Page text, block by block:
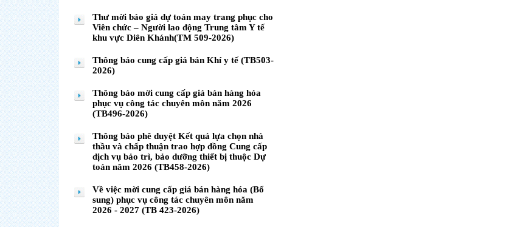
Thư mời báo giá dự toán may trang phục cho
Viên chức – Người lao động Trung tâm Y tế
khu vực Diên Khánh(TM 509-2026)
Thông báo cung cấp giá bán Khí y tế (TB503-
2026)
Thông báo mời cung cấp giá bán hàng hóa
phục vụ công tác chuyên môn năm 2026
(TB496-2026)
Thông báo phê duyệt Kết quả lựa chọn nhà
thầu và chấp thuận trao hợp đồng Cung cấp
dịch vụ bảo trì, bảo dưỡng thiết bị thuộc Dự
toán năm 2026 (TB458-2026)
Về việc mời cung cấp giá bán hàng hóa (Bổ
sung) phục vụ công tác chuyên môn năm
2026 - 2027 (TB 423-2026)